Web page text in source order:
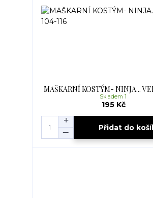
MAŠKARNÍ KOSTÝM- NINJA...
195 Kč
Skladem 1
Přidat do